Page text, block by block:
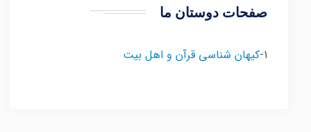
صفحات دوستان ما
1- کیهان شناسی قرآن و اهل بیت